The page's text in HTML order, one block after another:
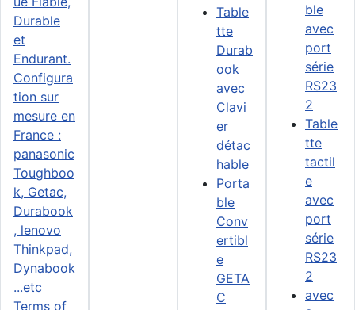
Terms of
Table
tte
Durab
ook
avec
Clavi
er
détac
hable
Porta
ble
Conv
ertibl
e
GETA
C
ble
avec
port
série
RS23
2
Table
tte
tactil
e
avec
port
série
RS23
2
avec